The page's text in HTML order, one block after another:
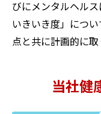
びにメンタルヘル
いきいき度」につ
点と共に計画的に取
当社健